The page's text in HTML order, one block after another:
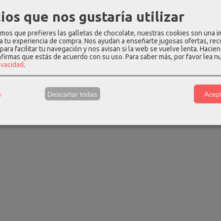
de brazo
€59,99 €
Bolso mochila amichi bicolor
negro...
43,39 €61,99 €
Bolso
negro
40,59
que nos gustaría utilizar
que prefieres las galletas de chocolate, nuestras cookies son una
tu experiencia de compra. Nos ayudan a enseñarte jugosas ofertas,
facilitar tu navegación y nos avisan si la web se vuelve lenta.
que estás de acuerdo con su uso. Para saber más, por favor lea
.
Descartar todas